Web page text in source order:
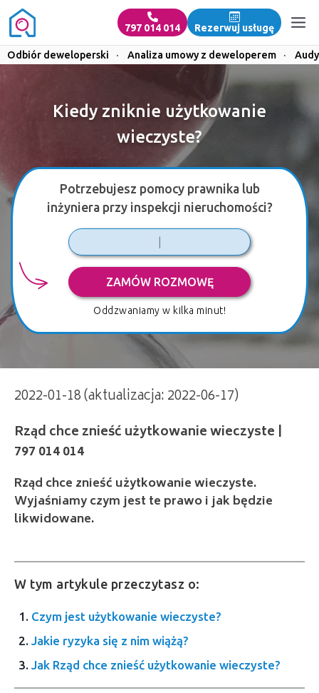
797 014 014 Rezerwuj usługę
Odbiór deweloperski · Analiza umowy z deweloperem ·
Kiedy zniknie użytkowanie
wieczyste?
Potrzebujesz pomocy prawnika lub
inżyniera przy inspekcji nieruchomości?
ZAMÓW ROZMOWĘ
Oddzwaniamy w kilka minut!
2022-01-18 (aktualizacja: 2022-06-17)
Rząd chce znieść użytkowanie wieczyste |
Rząd chce znieść użytkowanie wieczyste.
Wyjaśniamy czym jest te prawo i jak będzie
likwidowane.
W tym artykule przeczytasz o:
Czym jest użytkowanie wieczyste?
Jakie ryzyka się z nim wiążą?
Jak Rząd chce znieść użytkowanie wieczyste?